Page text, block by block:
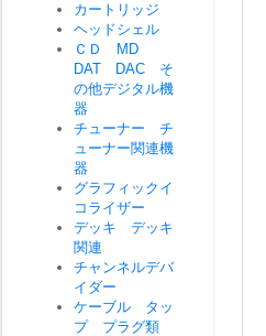
カートリッジ
ヘッドシェル
ＣＤ MD
DAT DAC そ
の他デジタル機
器
チューナー チ
ューナー関連機
器
グラフィックイ
コライザー
デッキ デッキ
関連
チャンネルデバ
イダー
ケーブル タッ
プ プラグ類